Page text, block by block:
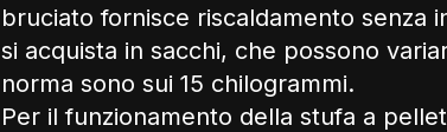
bruciato fornisce riscaldamento senza
si acquista in sacchi, che possono
norma sono sui 15 chilogrammi.
Per il funzionamento della stufa a